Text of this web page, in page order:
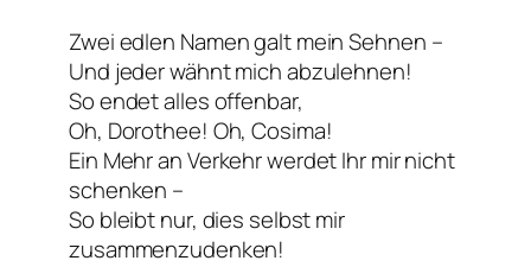
Zwei edlen Namen galt mein Sehnen –
Und jeder wähnt mich abzulehnen!
So endet alles offenbar,
Oh, Dorothee! Oh, Cosima!
Ein Mehr an Verkehr werdet Ihr mir nicht
schenken –
So bleibt nur, dies selbst mir
zusammenzudenken!